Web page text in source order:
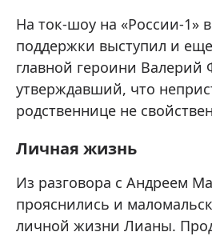
На ток-шоу на «России-1»
поддержки выступил и
главной героини Валерий
утверждавший, что
родственнице не
Личная жизнь
Из разговора с Андреем
прояснились и
личной жизни Лианы.